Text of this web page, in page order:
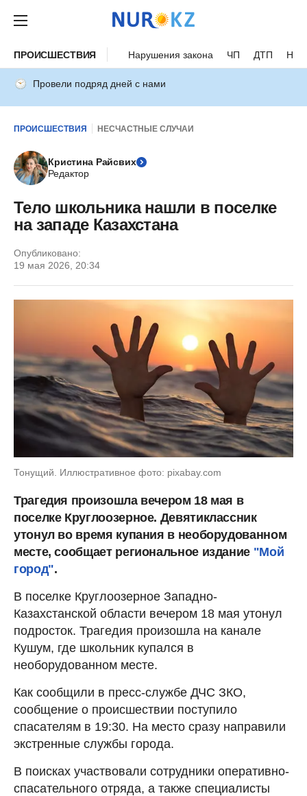
ПРОИСШЕСТВИЯ Нарушения закона ЧП ДТП
Провели подряд дней с нами
ПРОИСШЕСТВИЯ НЕСЧАСТНЫЕ СЛУЧАИ
Кристина Райсвих
Редактор
Тело школьника нашли в поселке
на западе Казахстана
Опубликовано:
19 мая 2026, 20:34
Тонущий. Иллюстративное фото: pixabay.com
Трагедия произошла вечером 18 мая в
поселке Круглоозерное. Девятиклассник
утонул во время купания в необорудованном
месте, сообщает региональное издание "Мой
город".
В поселке Круглоозерное Западно-
Казахстанской области вечером 18 мая утонул
подросток. Трагедия произошла на канале
Кушум, где школьник купался в
необорудованном месте.
Как сообщили в пресс-службе ДЧС ЗКО,
сообщение о происшествии поступило
спасателям в 19:30. На место сразу направили
экстренные службы города.
В поисках участвовали сотрудники оперативно-
спасательного отряда, а также специалисты